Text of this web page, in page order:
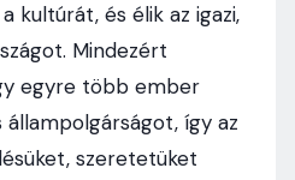
kultúrát, és élik az igazi,
Mindezért
egyre több ember
így az
szeretetüket